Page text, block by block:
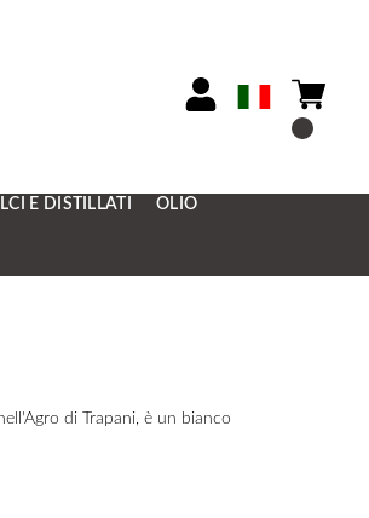
E DISTILLATI OLIO
di Trapani, è un bianco